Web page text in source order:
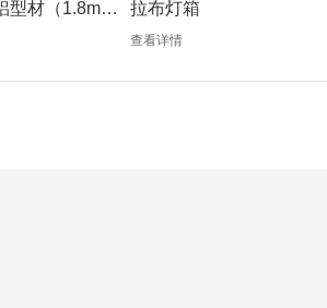
型材（1.8mm 拉布灯箱
查看详情